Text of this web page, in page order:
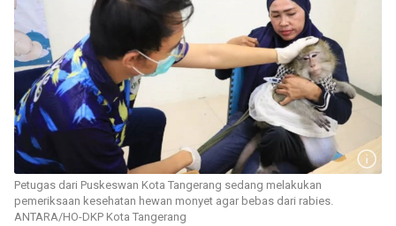
Petugas dari Puskeswan Kota Tangerang sedang melakukan
pemeriksaan kesehatan hewan monyet agar bebas dari rabies.
ANTARA/HO-DKP Kota Tangerang